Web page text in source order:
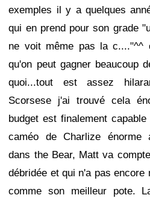
exemples il y a quelques
qui en prend pour son grade
ne voit même pas la c...."^^
qu'on peut gagner beaucoup
quoi...tout est assez
Scorsese j'ai trouvé cela
budget est finalement
caméo de Charlize énorme
dans the Bear, Matt va
débridée et qui n'a pas encore
comme son meilleur pote.